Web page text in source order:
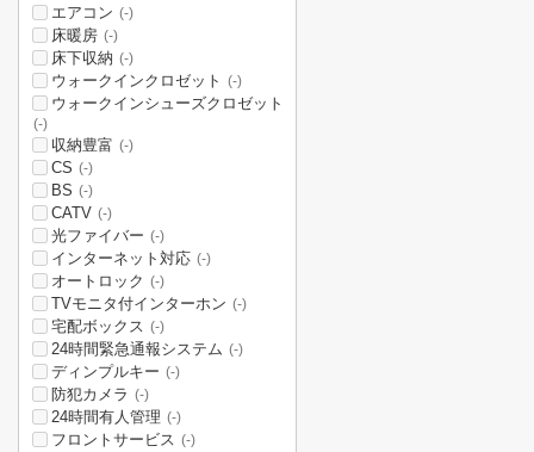
エアコン (-)
床暖房 (-)
床下収納 (-)
ウォークインクロゼット (-)
ウォークインシューズクロゼット
(-)
収納豊富 (-)
CS (-)
BS (-)
CATV (-)
光ファイバー (-)
インターネット対応 (-)
オートロック (-)
TVモニタ付インターホン (-)
宅配ボックス (-)
24時間緊急通報システム (-)
ディンプルキー (-)
防犯カメラ (-)
24時間有人管理 (-)
フロントサービス (-)